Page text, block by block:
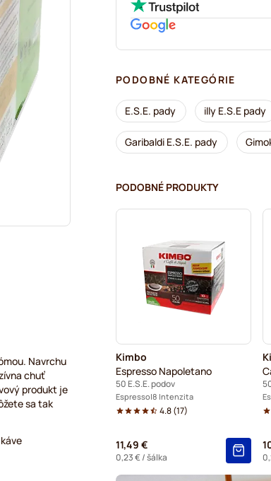
PODOBNÉ KATEGÓRIE
E.S.E. pady illy E.S.E pady
Garibaldi E.S.E. pady
PODOBNÉ PRODUKTY
Kimbo
Espresso Napoletano
50 E.S.E. podov
Espresso 8 Intenzita
4.8(17)
11,49 €
0,23 €/ šálka
Navrchu
chuť
produkt je
sa tak